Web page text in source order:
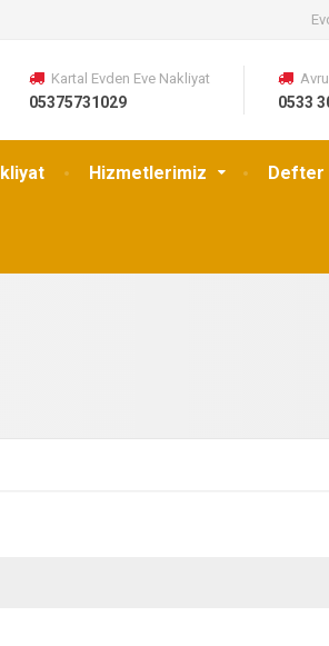
Hizmetlerimiz Defter
Kartal Evden Eve Nakliyat
05375731029 0533